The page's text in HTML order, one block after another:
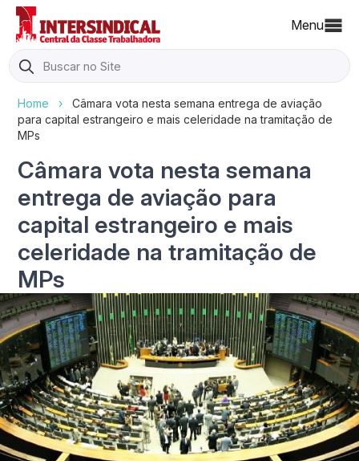
Menu
Search
for:
Home ›
Câmara vota nesta semana entrega de aviação
para capital estrangeiro e mais celeridade na tramitação de
MPs
Câmara vota nesta semana
entrega de aviação para
capital estrangeiro e mais
celeridade na tramitação de
MPs